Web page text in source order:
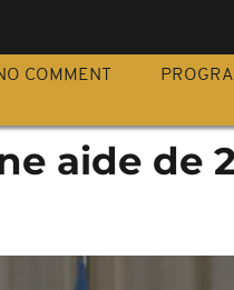
COMMENT
aide de